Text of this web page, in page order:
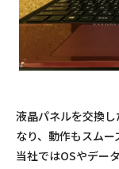
液晶パネルを交換
なり、動作もスムー
当社ではOSやデー